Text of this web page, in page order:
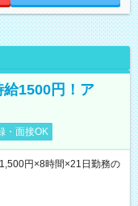
給1500円！ア
・面接OK
円×8時間×21日勤務の